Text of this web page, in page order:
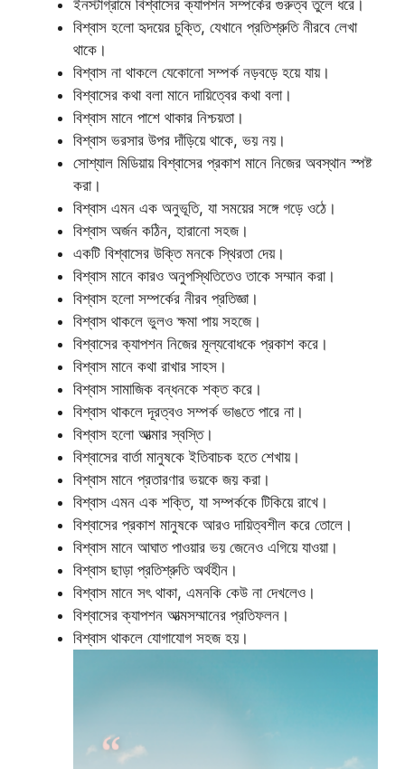
ইনস্টাগ্রামে বিশ্বাসের ক্যাপশন সম্পর্কের গুরুত্ব তুলে ধরে।
বিশ্বাস হলো হৃদয়ের চুক্তি, যেখানে প্রতিশ্রুতি নীরবে লেখা
থাকে।
বিশ্বাস না থাকলে যেকোনো সম্পর্ক নড়বড়ে হয়ে যায়।
বিশ্বাসের কথা বলা মানে দায়িত্বের কথা বলা।
বিশ্বাস মানে পাশে থাকার নিশ্চয়তা।
বিশ্বাস ভরসার উপর দাঁড়িয়ে থাকে, ভয় নয়।
সোশ্যাল মিডিয়ায় বিশ্বাসের প্রকাশ মানে নিজের অবস্থান স্পষ্ট
করা।
বিশ্বাস এমন এক অনুভূতি, যা সময়ের সঙ্গে গড়ে ওঠে।
বিশ্বাস অর্জন কঠিন, হারানো সহজ।
একটি বিশ্বাসের উক্তি মনকে স্থিরতা দেয়।
বিশ্বাস মানে কারও অনুপস্থিতিতেও তাকে সম্মান করা।
বিশ্বাস হলো সম্পর্কের নীরব প্রতিজ্ঞা।
বিশ্বাস থাকলে ভুলও ক্ষমা পায় সহজে।
বিশ্বাসের ক্যাপশন নিজের মূল্যবোধকে প্রকাশ করে।
বিশ্বাস মানে কথা রাখার সাহস।
বিশ্বাস সামাজিক বন্ধনকে শক্ত করে।
বিশ্বাস থাকলে দূরত্বও সম্পর্ক ভাঙতে পারে না।
বিশ্বাস হলো আত্মার স্বস্তি।
বিশ্বাসের বার্তা মানুষকে ইতিবাচক হতে শেখায়।
বিশ্বাস মানে প্রতারণার ভয়কে জয় করা।
বিশ্বাস এমন এক শক্তি, যা সম্পর্ককে টিকিয়ে রাখে।
বিশ্বাসের প্রকাশ মানুষকে আরও দায়িত্বশীল করে তোলে।
বিশ্বাস মানে আঘাত পাওয়ার ভয় জেনেও এগিয়ে যাওয়া।
বিশ্বাস ছাড়া প্রতিশ্রুতি অর্থহীন।
বিশ্বাস মানে সৎ থাকা, এমনকি কেউ না দেখলেও।
বিশ্বাসের ক্যাপশন আত্মসম্মানের প্রতিফলন।
বিশ্বাস থাকলে যোগাযোগ সহজ হয়।